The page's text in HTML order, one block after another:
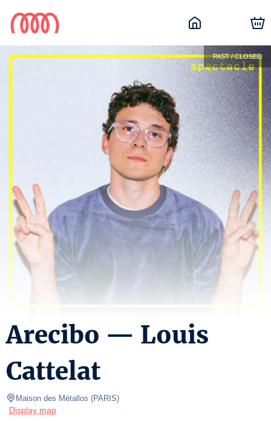
PAST / CLOSED
Arecibo — Louis
Cattelat
Maison des Métallos (PARIS)
Display map